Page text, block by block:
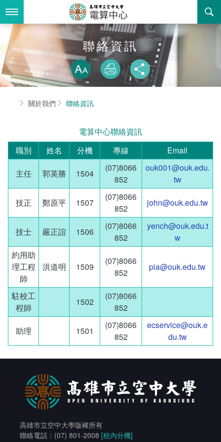
到
要
容
最新消息
關於我們
組織職掌
聯絡資訊
諮詢信箱
業務服務
法令規章
購置軟體版權
智慧財產權宣導
自由軟體清單
統計資訊服務
資料開放
常見問答
相關連結
書表下載
聯絡資訊
放大
列印 分享
首頁關於我們 聯絡資訊
電算中心聯絡資訊
職別
姓名 分機 專線 Email
主任 郭英勝 1504
(07)8066
852
ouk001@ouk.edu.
tw
技正 鄭原平 1507
(07)8066
852
john@ouk.edu.tw
技士 嚴正誼 1506
(07)8066
852
yench@ouk.edu.t
w
約用助
理工程
師
洪道明 1509
(07)8066
852
pia@ouk.edu.tw
駐校工
程師
1502
(07)8066
852
助理 1501
(07)8066
852
ecservice@ouk.e
du.tw
高雄市立空中大學版權所有
聯絡電話：(07) 801-2008 [校內分機]